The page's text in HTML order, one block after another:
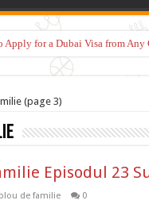
Apply for a Dubai Visa from
(page 3)
Episodul 23
de familie 0